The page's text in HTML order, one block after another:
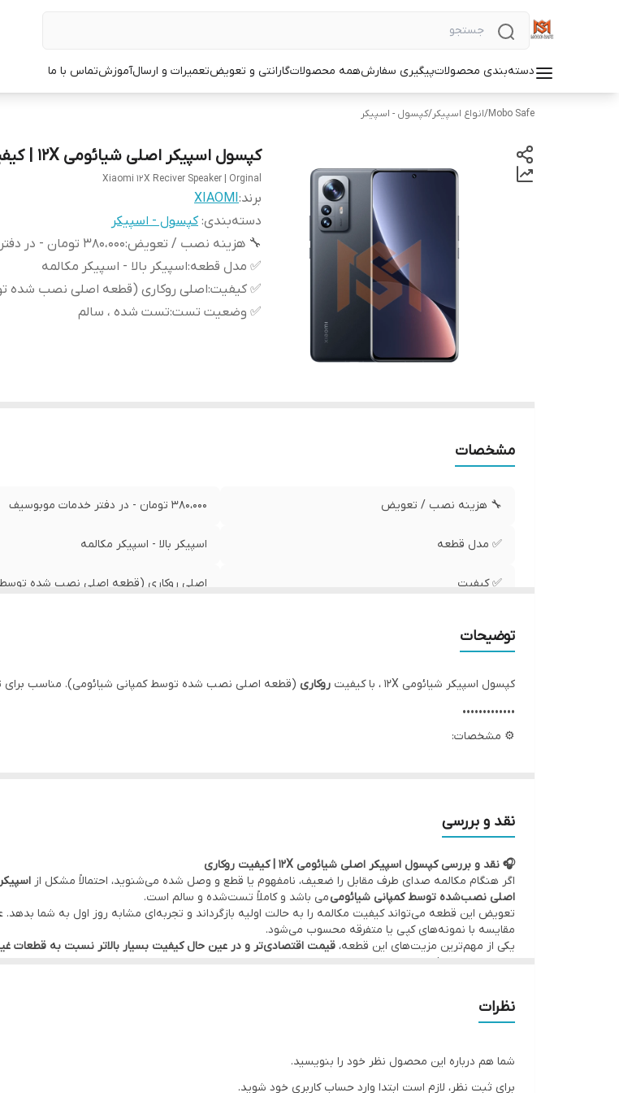
دسته‌بندی محصولاتپیگیری سفارشهمه محصولاتگارانتی و تعویضتعمیرات و ارسالآموزشتماس با ما
Mobo Safe
/انواع اسپیکر/کپسول - اسپیکر
کپسول اسپیکر اصلی شیائومی 12X | کیفیت روکاری
Xiaomi 12X Reciver Speaker | Orginal
برند:XIAOMI
دسته‌بندی:کپسول - اسپیکر
🔧 هزینه نصب / تعویض:380،000 تومان - در دفتر خدمات موبوسیف
✅ مدل قطعه:اسپیکر بالا - اسپیکر مکالمه
✅ کیفیت:اصلی روکاری (قطعه اصلی نصب شده
✅ وضعیت تست:تست شده ، سالم
مشخصات
🔧 هزینه نصب / تعویض 380،000 تومان - در دفتر خدمات موبوسیف
✅ مدل قطعه اسپیکر بالا - اسپیکر مکالمه
✅ کیفیت اصلی روکاری (قطعه اصلی نصب شده توسط
توضیحات
کپسول اسپیکر شیائومی 12X ، با کیفیت روکاری (قطعه اصلی نصب شده توسط کمپانی شیائومی). مناسب
•••••••••••••
⚙️ مشخصات:
• کیفیت:
•••••••••••••
🛠 ضمانت و خدمات:
• گارانتی اصالت کالا و سلامت فیزیکی قطعه
• امکان مراجعه حضوری برای خرید و نصب سریع و بدون دردسر قطعه دردفتر مرکزی موبو سیف – واحد
•ارسال به سراسر کشوربا بسته‌بندی ایمن و تحویل سریع
💰فروش تکی با قیمت عمده
نقد و بررسی
🎧 نقد و بررسی کپسول اسپیکر اصلی شیائومی 12X | کیفیت روکاری
اگر هنگام مکالمه صدای طرف مقابل را ضعیف، نامفهوم یا قطع‌ و وصل‌ شده می‌شنوید، احتمالاً مشکل از
اصلی نصب‌شده توسط کمپانی شیائومیمی باشد و کاملاً تست‌شده و سالم است.
تعویض این قطعه می‌تواند کیفیت مکالمه را به حالت اولیه بازگرداند و تجربه‌ای مشابه روز اول به
مقایسه با نمونه‌های کپی یا متفرقه محسوب می‌شود.
یکی از مهم‌ترین مزیت‌های این قطعه، قیمت اقتصادی‌تر و در عین حال کیفیت بسیار بالاتر نسبت به قطعات
ساختار صدا، ظرافت نصب و طول عمر دارند.
• کاربرانی که در تماس‌ها صدای ضعیف یا قطع‌ و وصل دارند
• کسانی که به دنبال قطعه‌ی اصلی با نصب بی‌دردسر هستند
•••••••••••••
نظرات
شما هم درباره این محصول نظر خود را بنویسید.
برای ثبت نظر، لازم است ابتدا وارد حساب کاربری خود شوید.